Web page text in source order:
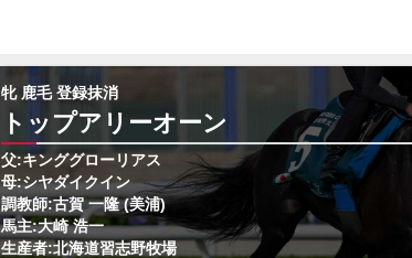
牝 鹿毛 登録抹消
トップアリーオーン
父:キンググローリアス
母:シヤダイクイン
調教師:古賀 一隆 (美浦)
馬主:大崎 浩一
生産者:北海道習志野牧場